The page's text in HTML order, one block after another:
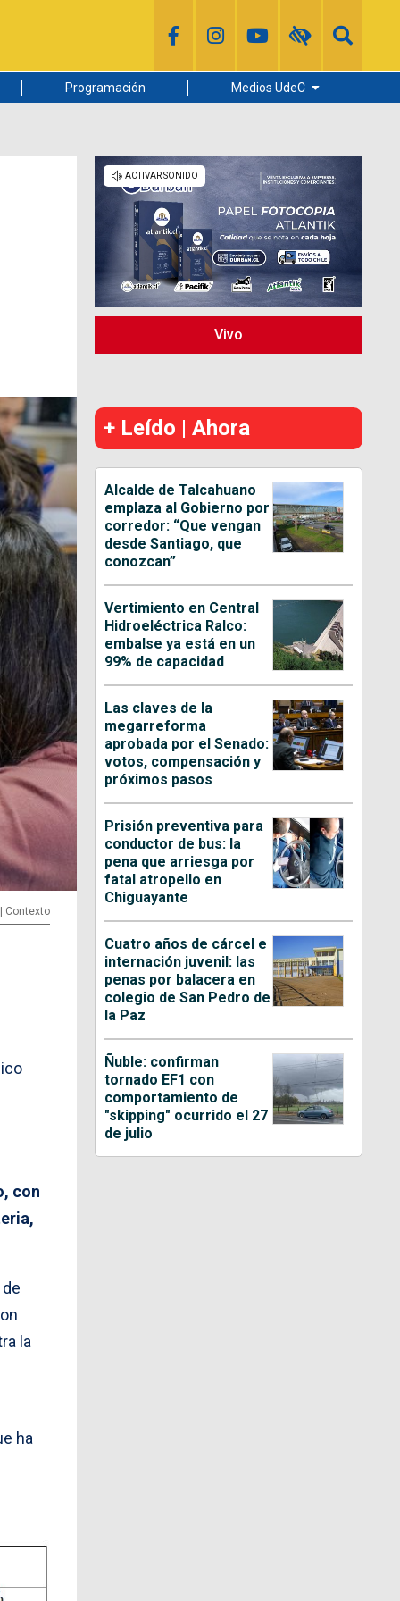
Programación Medios UdeC
Radio UdeC
Noticias UdeC
La Discusión
Contexto
con
la
ha
Vivo
+ Leído | Ahora
Alcalde de Talcahuano
emplaza al Gobierno por
corredor: “Que vengan
desde Santiago, que
conozcan”
Vertimiento en Central
Hidroeléctrica Ralco:
embalse ya está en un
99% de capacidad
Las claves de la
megarreforma
aprobada por el Senado:
votos, compensación y
próximos pasos
Prisión preventiva para
conductor de bus: la
pena que arriesga por
fatal atropello en
Chiguayante
Cuatro años de cárcel e
internación juvenil: las
penas por balacera en
colegio de San Pedro de
la Paz
Ñuble: confirman
tornado EF1 con
comportamiento de
"skipping" ocurrido el 27
de julio